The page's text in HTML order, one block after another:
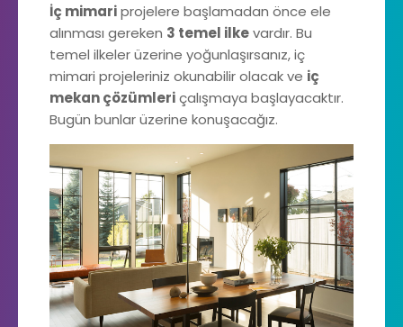
İç mimariprojelere başlamadan önce ele
alınması gereken 3 temel ilkevardır. Bu
temel ilkeler üzerine yoğunlaşırsanız, iç
mimari projeleriniz okunabilir olacak ve iç
mekan çözümleriçalışmaya başlayacaktır.
Bugün bunlar üzerine konuşacağız.